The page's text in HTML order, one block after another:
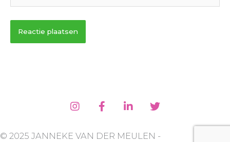
© 2025 JANNEKE VAN DER MEULEN -